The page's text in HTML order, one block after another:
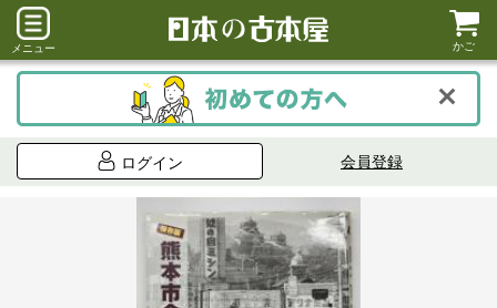
メニュー かご
ログイン 会員登録